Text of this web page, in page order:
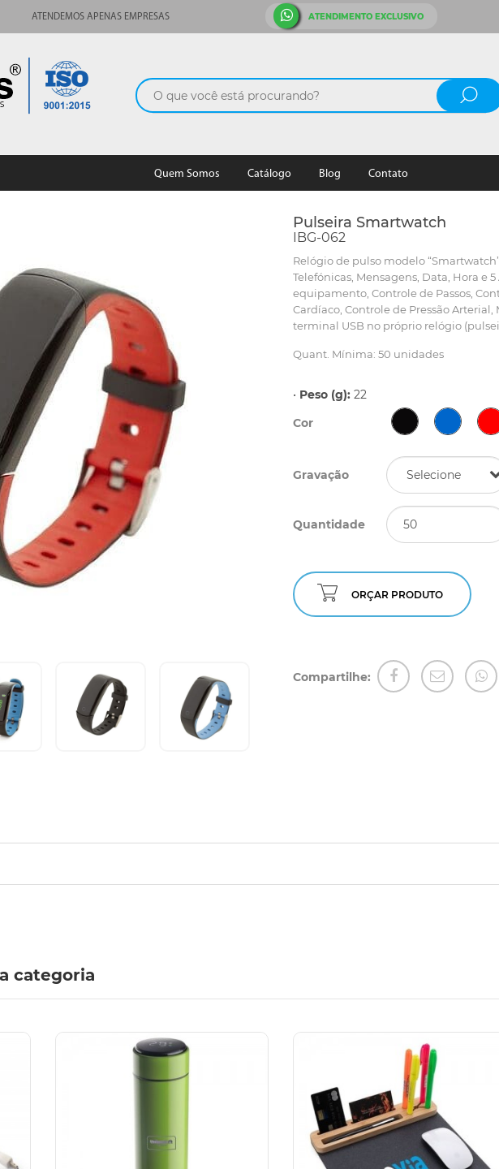
ATENDEMOS APENAS EMPRESAS ATENDIMENTO EXCLUSIVO
Quem Somos Catálogo Blog Contato
Pulseira Smartwatch
IBG-062
Relógio de pulso modelo
Telefónicas, Mensagens, Data, Hora e
equipamento, Controle de Passos,
Cardíaco, Controle de Pressão
terminal USB no próprio relógio
Quant. Mínima: 50 unidades
• Peso (g): 22
Cor
Gravação
Quantidade
ORÇAR PRODUTO
Compartilhe:
categoria